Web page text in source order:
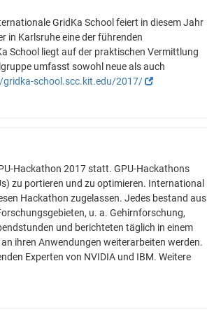
GridKa School feiert in diesem Jahr
in Karlsruhe eine der führenden
School liegt auf der praktischen Vermittlung
umfasst sowohl neue als auch
gridka-school.scc.kit.edu/2017/
Hackathon 2017 statt. GPU-Hackathons
zu portieren und zu optimieren. International
Hackathon zugelassen. Jedes bestand aus
u. a. Gehirnforschung,
und berichteten täglich in einem
ihren Anwendungen weiterarbeiten werden.
Experten von NVIDIA und IBM. Weitere